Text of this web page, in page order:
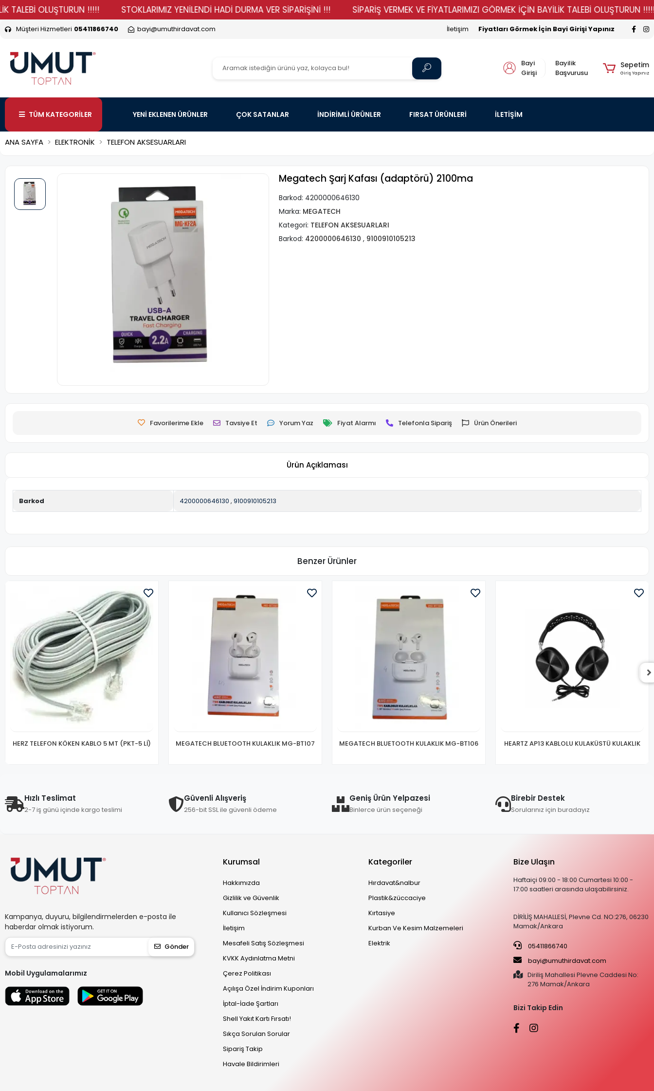
OLUŞTURUN !!!!! STOKLARIMIZ YENİLENDİ HADİ DURMA VER SİPARİŞİNİ !!! SİPARİŞ VERMEK VE FİYATLARIMIZI GÖRMEK İÇİN BAYİLİK TALEBİ OLUŞTURUN !!!!!
Müşteri Hizmetleri 05411866740 bayi@umuthirdavat.com Fiyatları Görmek İçin Bayi Girişi Yapınız
İletişim
Bayi
Girişi
Bayilik
Başvurusu
Sepetim
Giriş Yapınız
TÜM KATEGORİLER YENİ EKLENEN ÜRÜNLER ÇOK SATANLAR İNDİRİMLİ ÜRÜNLER FIRSAT ÜRÜNLERİ İLETİŞİM
ANA SAYFA ELEKTRONİK TELEFON AKSESUARLARI
Megatech Şarj Kafası (adaptörü) 2100ma
Barkod: 4200000646130
Marka: MEGATECH
Kategori: TELEFON AKSESUARLARI
Barkod: 4200000646130 , 9100910105213
Favorilerime Ekle Tavsiye Et Yorum Yaz Fiyat Alarmı Telefonla Sipariş Ürün Önerileri
Ürün Açıklaması
Barkod 4200000646130 , 9100910105213
Benzer Ürünler
HERZ TELEFON KÖKEN KABLO 5 MT (PKT-5 Lİ) MEGATECH BLUETOOTH KULAKLIK MG-BT107 MEGATECH BLUETOOTH KULAKLIK MG-BT106 HEARTZ AP13 KABLOLU KULAKÜSTÜ KULAKLIK
Hızlı Teslimat
2-7 iş günü içinde kargo teslimi
Güvenli Alışveriş
256-bit SSL ile güvenli ödeme
Geniş Ürün Yelpazesi
Binlerce ürün seçeneği
Birebir Destek
Sorularınız için buradayız
Kampanya, duyuru, bilgilendirmelerden e-posta ile
haberdar olmak istiyorum.
Gönder
Mobil Uygulamalarımız
Kurumsal
Hakkımızda
Gizlilik ve Güvenlik
Kullanıcı Sözleşmesi
İletişim
Mesafeli Satış Sözleşmesi
KVKK Aydınlatma Metni
Çerez Politikası
Açılışa Özel İndirim Kuponları
İptal-İade Şartları
Shell Yakıt Kartı Fırsatı!
Sıkça Sorulan Sorular
Sipariş Takip
Havale Bildirimleri
Kategoriler
Hırdavat&nalbur
Plastik&züccaciye
Kırtasiye
Kurban Ve Kesim Malzemeleri
Elektrik
Bize Ulaşın
Haftaiçi 09:00 - 18:00 Cumartesi 10:00 -
17:00 saatleri arasında ulaşabilirsiniz.
DİRİLİŞ MAHALLESİ, Plevne Cd. NO:276, 06230
Mamak/Ankara
05411866740
bayi@umuthirdavat.com
Diriliş Mahallesi Plevne Caddesi No:
276 Mamak/Ankara
Bizi Takip Edin